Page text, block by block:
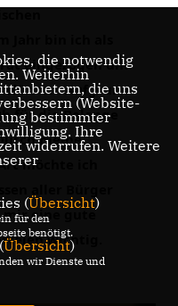
Jahr bin ich als
eingezogen und
Aufgrund
für die Belange
meine
möchte ich
eine gute
wichtig.
die notwendig
Weiterhin
die uns
(Website-
bestimmter
Ihre
widerrufen. Weitere
(Übersicht)
für den
benötigt.
Übersicht)
wir Dienste und